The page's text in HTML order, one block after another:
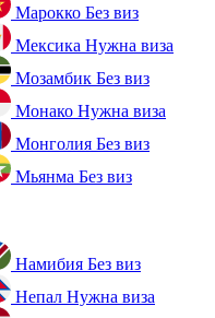
Марокко Без виз
Мексика Нужна виза
Мозамбик Без виз
Монако Нужна виза
Монголия Без виз
Мьянма Без виз
Намибия Без виз
Непал Нужна виза